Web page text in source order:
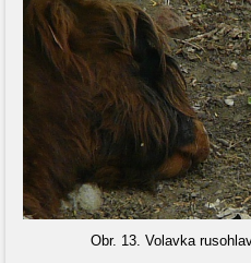
Obr. 13. Volavka